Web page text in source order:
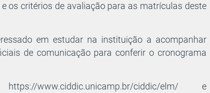
os critérios de avaliação para as matrículas deste
em estudar na instituição a acompanhar
de comunicação para conferir o cronograma
www.ciddic.unicamp.br/ciddic/elm/ e